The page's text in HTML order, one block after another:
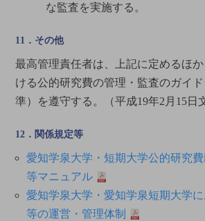
な監査を実施する。
11．その他
最高管理責任者は、上記に定めるほ
ける公的研究費の管理・監査のガイ
準）を遵守する。（平成19年2月15日
12．関係規定等
愛知学泉大学・短期大学公的研究
等マニュアル
愛知学泉大学・愛知学泉短期大学
等の運営・管理体制